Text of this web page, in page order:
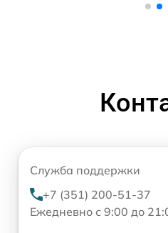
Служба поддержки
+7 (351) 200-51-37
Ежедневно с 9:00 до